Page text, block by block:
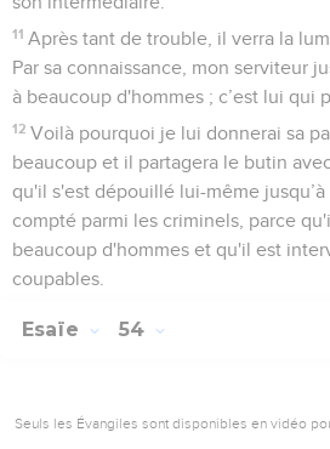
11 Après tant de trouble, il verra la
Par sa connaissance, mon serviteur
à beaucoup d'hommes ; c’est lui qui
12 Voilà pourquoi je lui donnerai sa
beaucoup et il partagera le butin
qu'il s'est dépouillé lui-même
compté parmi les criminels, parce
beaucoup d'hommes et qu'il est
coupables.
Esaïe 54
Seuls les Évangiles sont disponibles en vidéo